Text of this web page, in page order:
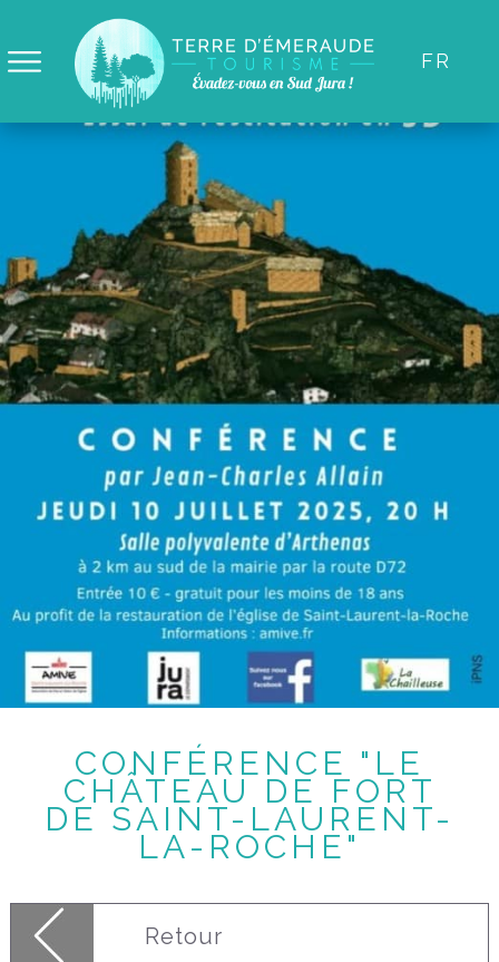
FR
CONFÉRENCE "LE
CHÂTEAU DE FORT
DE SAINT-LAURENT-
LA-ROCHE"
Retour
Panneau de gestion des cookies